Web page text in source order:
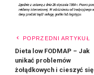
POPRZEDNI ARTYKUŁ
Dieta low FODMAP – Jak
unikać problemów
żołądkowych i cieszyć się